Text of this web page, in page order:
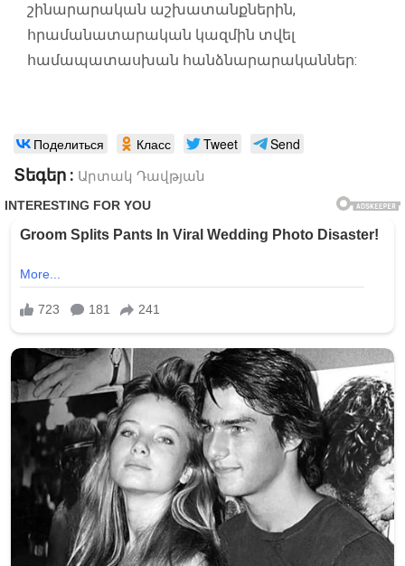
շինարարական աշխատանքներին,
հրամանատարական կազմին տվել
համապատասխան հանձնարարականներ:
Поделиться Класс Tweet Send
Տեգեր : Արտակ Դավթյան